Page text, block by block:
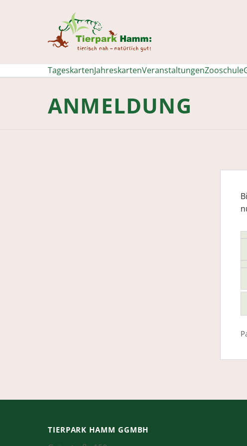
Tierpark Hamm
TageskartenJahreskartenVeranstaltungenZooschule
ANMELDUNG
TIERPARK HAMM GGMBH